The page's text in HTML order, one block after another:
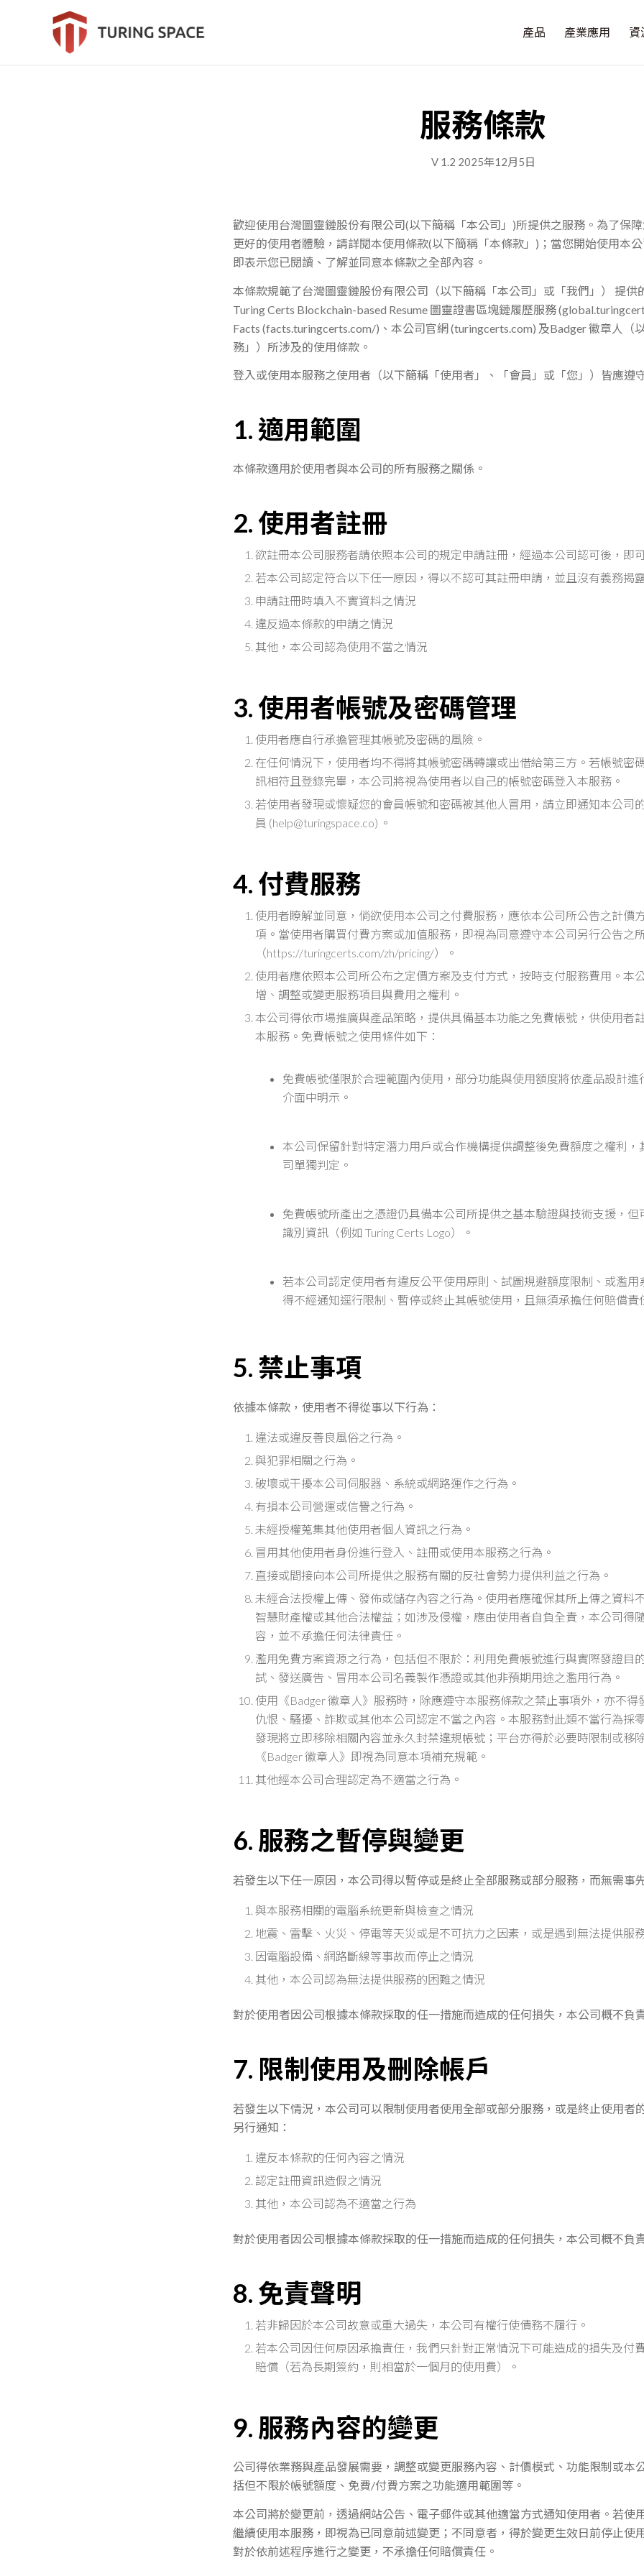
產品 產業應用 資
服務條款
V 1.2 2025年12月5日
歡迎使用台灣圖靈鏈股份有限公司(以下簡稱「本公司」)所提供之服務。為了保
更好的使用者體驗，請詳閱本使用條款(以下簡稱「本條款」)；當您開始使用本公
即表示您已閱讀、了解並同意本條款之全部內容。
本條款規範了台灣圖靈鏈股份有限公司（以下簡稱「本公司」或「我們」） 提供
Turing Certs Blockchain-based Resume 圖靈證書區塊鏈履歷服務(
Facts (facts.turingcerts.com/) 、 本公司官網(turingcerts.com) 及Badger徽章人
（
務」）所涉及的使用條款。
登入或使用本服務之使用者（以下簡稱「使用者」、「會員」或「您」） 皆應遵
1. 適用範圍
本條款適用於使用者與本公司的所有服務之關係。
2. 使用者註冊
欲註冊本公司服務者請依照本公司的規定申請註冊，經過本公司認可後，即
若本公司認定符合以下任一原因，得以不認可其註冊申請，並且沒有義務揭
申請註冊時填入不實資料之情況
違反過本條款的申請之情況
其他，本公司認為使用不當之情況
3. 使用者帳號及密碼管理
使用者應自行承擔管理其帳號及密碼的風險。
在任何情況下，使用者均不得將其帳號密碼轉讓或出借給第三方。若帳號密
訊相符且登錄完畢，本公司將視為使用者以自己的帳號密碼登入本服務。
若使用者發現或懷疑您的會員帳號和密碼被其他人冒用，請立即通知本公司
員 (help@turingspace.co) 。
4. 付費服務
使用者瞭解並同意，倘欲使用本公司之付費服務，應依本公司所公告之計價
項。當使用者購買付費方案或加值服務，即視為同意遵守本公司另行公告之
（https://turingcerts.com/zh/pricing/）
。
使用者應依照本公司所公布之定價方案及支付方式，按時支付服務費用。本
增、調整或變更服務項目與費用之權利。
本公司得依市場推廣與產品策略，提供具備基本功能之免費帳號，供使用者
本服務。免費帳號之使用條件如下：
免費帳號僅限於合理範圍內使用，部分功能與使用額度將依產品設計進
介面中明示。
本公司保留針對特定潛力用戶或合作機構提供調整後免費額度之權利，
司單獨判定。
免費帳號所產出之憑證仍具備本公司所提供之基本驗證與技術支援，但
識別資訊（例如 Turing Certs Logo）。
若本公司認定使用者有違反公平使用原則、試圖規避額度限制、或濫用
得不經通知逕行限制、暫停或終止其帳號使用，且無須承擔任何賠償責
5. 禁止事項
依據本條款，使用者不得從事以下行為：
違法或違反善良風俗之行為。
與犯罪相關之行為。
破壞或干擾本公司伺服器、系統或網路運作之行為。
有損本公司營運或信譽之行為。
未經授權蒐集其他使用者個人資訊之行為。
冒用其他使用者身份進行登入、註冊或使用本服務之行為。
直接或間接向本公司所提供之服務有關的反社會勢力提供利益之行為。
未經合法授權上傳、發佈或儲存內容之行為。使用者應確保其所上傳之資料
智慧財產權或其他合法權益；如涉及侵權，應由使用者自負全責，本公司得
容，並不承擔任何法律責任。
濫用免費方案資源之行為，包括但不限於：利用免費帳號進行與實際發證目
試、發送廣告、冒用本公司名義製作憑證或其他非預期用途之濫用行為。
使用《Badger徽章人》服務時，除應遵守本服務條款之禁止事項外，亦不得
仇恨、騷擾、詐欺或其他本公司認定不當之內容。本服務對此類不當行為採
發現將立即移除相關內容並永久封禁違規帳號；平台亦得於必要時限制或移
《Badger徽章人》即視為同意本項補充規範。
其他經本公司合理認定為不適當之行為。
6. 服務之暫停與變更
若發生以下任一原因，本公司得以暫停或是終止全部服務或部分服務，而無需事
與本服務相關的電腦系統更新與檢查之情況
地震、雷擊、火災、停電等天災或是不可抗力之因素，或是遇到無法提供服
因電腦設備、網路斷線等事故而停止之情況
其他，本公司認為無法提供服務的困難之情況
對於使用者因公司根據本條款採取的任一措施而造成的任何損失，本公司概不負
7. 限制使用及刪除帳戶
若發生以下情況，本公司可以限制使用者使用全部或部分服務，或是終止使用者
另行通知：
違反本條款的任何內容之情況
認定註冊資訊造假之情況
其他，本公司認為不適當之行為
對於使用者因公司根據本條款採取的任一措施而造成的任何損失，本公司概不負
8. 免責聲明
若非歸因於本公司故意或重大過失，本公司有權行使債務不履行。
若本公司因任何原因承擔責任，我們只針對正常情況下可能造成的損失及付
賠償（若為長期簽約，則相當於一個月的使用費）。
9. 服務內容的變更
公司得依業務與產品發展需要，調整或變更服務內容、計價模式、功能限制或本
括但不限於帳號額度、免費/付費方案之功能適用範圍等。
本公司將於變更前，透過網站公告、電子郵件或其他適當方式通知使用者。若使
繼續使用本服務，即視為已同意前述變更；不同意者，得於變更生效日前停止使
對於依前述程序進行之變更，不承擔任何賠償責任。